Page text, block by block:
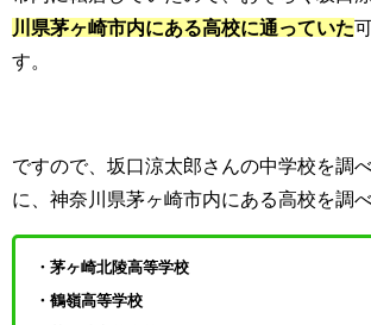
川県茅ヶ崎市内にある高校に通っていた
す。
ですので、坂口涼太郎さんの中学校を調
に、神奈川県茅ヶ崎市内にある高校を調
・茅ヶ崎北陵高等学校
・鶴嶺高等学校